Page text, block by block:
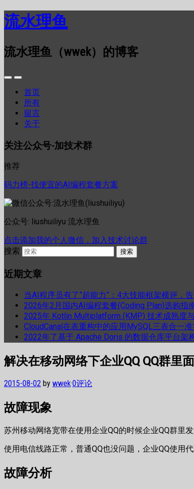
流水理鱼
流水理鱼（wwek）的博客
首页
所有
留言
关于
关注公众号-加技术群
推荐
码力榜-找便宜的AI编程套餐方案
公众号: liushuiliyu 流水理鱼
点击添加我的个人微信，加入技术讨论群
搜索
近期文章
当AI程序员有了”超能力”：4大技能框架横评，
2026年2月国内AI编程套餐(Coding Plan)选购指
2025年 Kotlin Multiplatform (KMP) 技术成熟度
CloudCanal在表重构中的应用MySQL三表合一
2022年了基于 Apache Doris 的数据仓库平台架
解决在移动网络下企业QQ QQ群里
2015-08-02 by wwek·0评论
故障现象
苏州移动网络宽带在使用企业QQ的时候企业QQ群里
使用电信线路正常，普通QQ也没问题，企业QQ使用
故障分析